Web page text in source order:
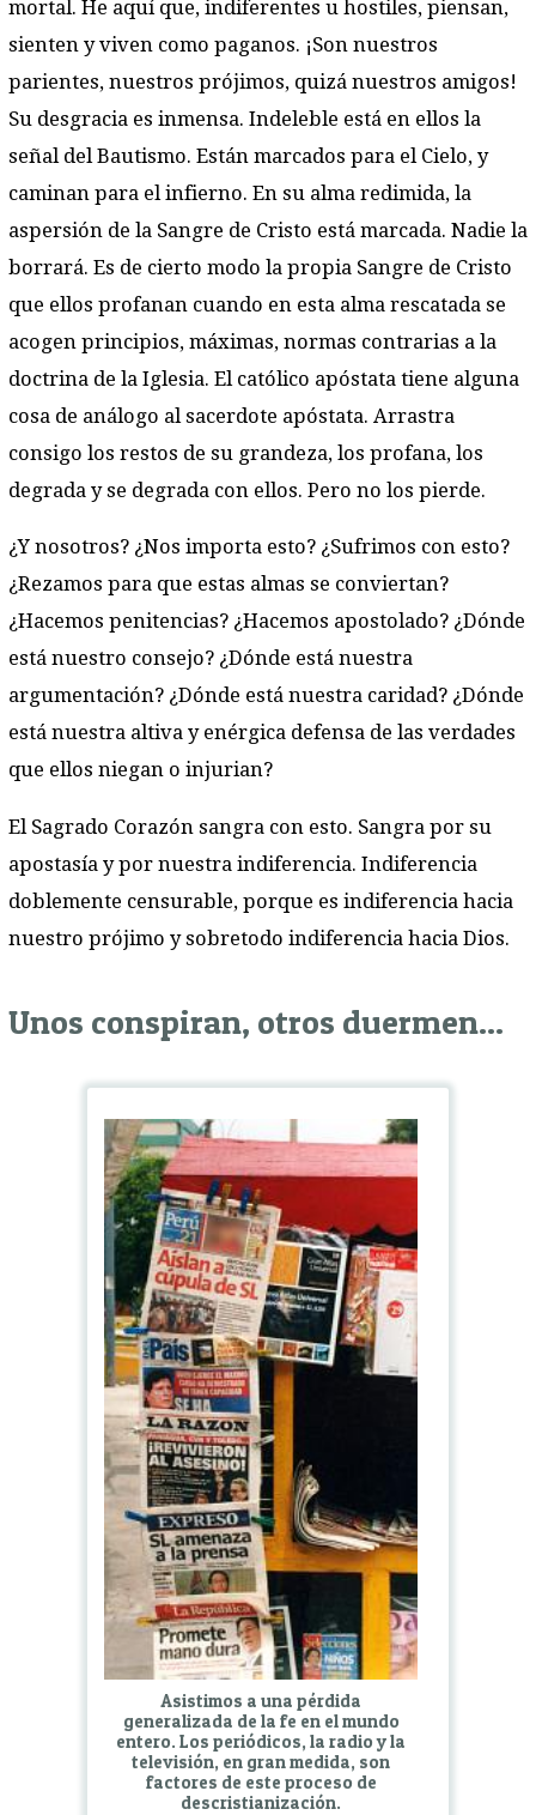
mortal. He aquí que, indiferentes u hostiles, piensan,
sienten y viven como paganos. ¡Son nuestros
parientes, nuestros prójimos, quizá nuestros amigos!
Su desgracia es inmensa. Indeleble está en ellos la
señal del Bautismo. Están marcados para el Cielo, y
caminan para el infierno. En su alma redimida, la
aspersión de la Sangre de Cristo está marcada. Nadie la
borrará. Es de cierto modo la propia Sangre de Cristo
que ellos profanan cuando en esta alma rescatada se
acogen principios, máximas, normas contrarias a la
doctrina de la Iglesia. El católico apóstata tiene alguna
cosa de análogo al sacerdote apóstata. Arrastra
consigo los restos de su grandeza, los profana, los
degrada y se degrada con ellos. Pero no los pierde.
¿Y nosotros? ¿Nos importa esto? ¿Sufrimos con esto?
¿Rezamos para que estas almas se conviertan?
¿Hacemos penitencias? ¿Hacemos apostolado? ¿Dónde
está nuestro consejo? ¿Dónde está nuestra
argumentación? ¿Dónde está nuestra caridad? ¿Dónde
está nuestra altiva y enérgica defensa de las verdades
que ellos niegan o injurian?
El Sagrado Corazón sangra con esto. Sangra por su
apostasía y por nuestra indiferencia. Indiferencia
doblemente censurable, porque es indiferencia hacia
nuestro prójimo y sobretodo indiferencia hacia Dios.
Unos conspiran, otros duermen...
Asistimos a una pérdida
generalizada de la fe en el mundo
entero. Los periódicos, la radio y la
televisión, en gran medida, son
factores de este proceso de
descristianización.